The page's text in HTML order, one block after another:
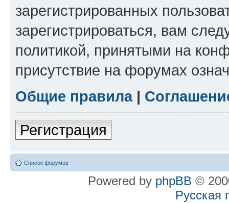
зарегистрированных
зарегистрироваться, вам
политикой, принятыми на
присутствие на форумах
Общие правила|
Регистрация
Список форумов
Powered by phpBB ©
Русская